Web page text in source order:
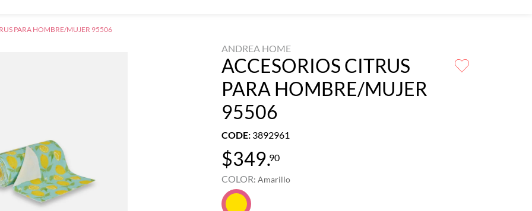
PARA HOMBRE/MUJER 95506
ANDREA HOME
ACCESORIOS CITRUS
PARA HOMBRE/MUJER
95506
CODE: 3892961
$349.90
COLOR: Amarillo